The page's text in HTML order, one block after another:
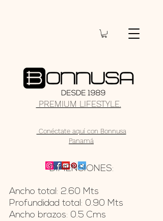
PREMIUM LIFESTYLE.
Conéctate aquí con Bonnusa
Panamá
DIMENSIONES:
Ancho total: 2.60 Mts
Profundidad total: 0.90 Mts
Ancho brazos: 0.5 Cms